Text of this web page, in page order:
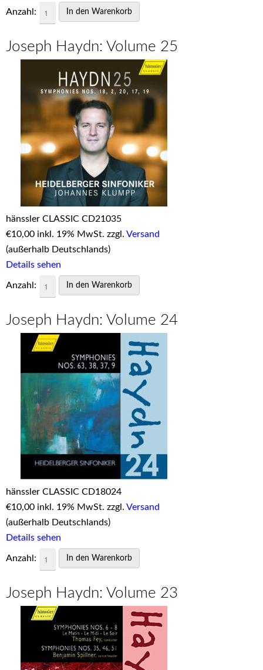
Anzahl:
Joseph Haydn: Volume 25
hänssler CLASSIC CD21035
€10,00 inkl. 19% MwSt. zzgl. Versand
(außerhalb Deutschlands)
Details sehen
Anzahl:
Joseph Haydn: Volume 24
hänssler CLASSIC CD18024
€10,00 inkl. 19% MwSt. zzgl. Versand
(außerhalb Deutschlands)
Details sehen
Anzahl:
Joseph Haydn: Volume 23